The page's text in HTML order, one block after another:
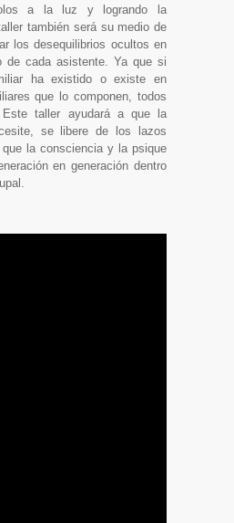
a la luz y logrando la
también será su medio de
los desequilibrios ocultos en
de cada asistente. Ya que si
ha existido o existe en
que lo componen, todos
Este taller ayudará a que la
se libere de los lazos
la consciencia y la psique
en generación dentro